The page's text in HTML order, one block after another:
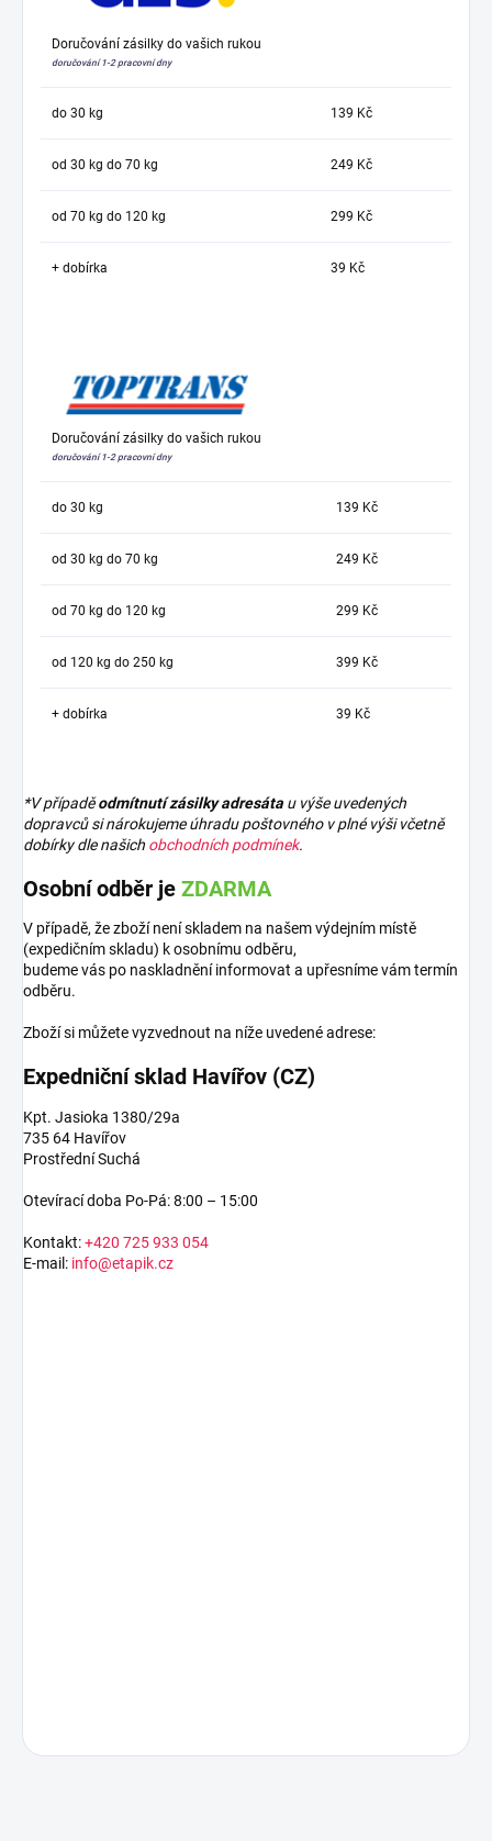
Doručování zásilky do vašich rukou
doručování 1-2 pracovní dny
do 30 kg 139 Kč
od 30 kg do 70 kg 249 Kč
od 70 kg do 120 kg 299 Kč
+ dobírka 39 Kč
Doručování zásilky do vašich rukou
doručování 1-2 pracovní dny
do 30 kg 139 Kč
od 30 kg do 70 kg 249 Kč
od 70 kg do 120 kg 299 Kč
od 120 kg do 250 kg 399 Kč
+ dobírka 39 Kč
*V případěodmítnutí zásilky adresáta u výše uvedených
dopravců si nárokujeme úhradu poštovného v plné výši včetně
dobírky dle našich obchodních podmínek.
Osobní odběr je ZDARMA
V případě, že zboží není skladem na našem výdejním místě
(expedičním skladu) k osobnímu odběru,
budeme vás po naskladnění informovat a upřesníme vám termín
odběru.
Zboží si můžete vyzvednout na níže uvedené adrese:
Expedniční sklad Havířov (CZ)
Kpt. Jasioka 1380/29a
735 64 Havířov
Prostřední Suchá
Otevírací doba Po-Pá: 8:00 – 15:00
Kontakt:+420 725 933 054
E-mail: info@etapik.cz